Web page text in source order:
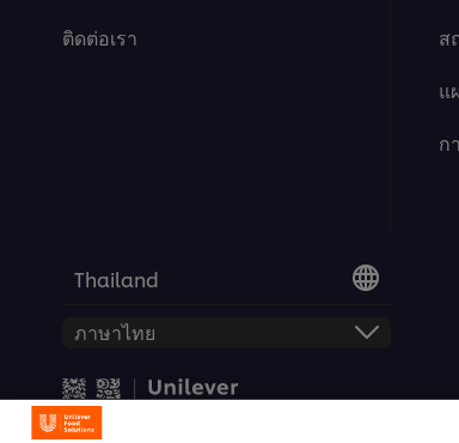
If you agree to this please
ติดต่อเรา
ส
แ
ก
Thailand